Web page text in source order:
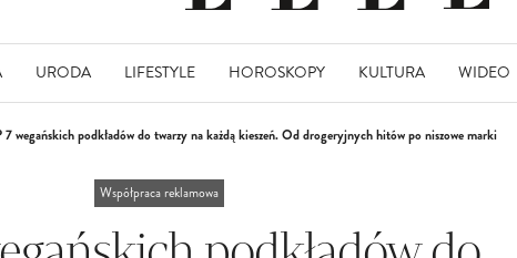
URODA LIFESTYLE HOROSKOPY KULTURA WIDEO
7 wegańskich podkładów do twarzy na każdą kieszeń. Od drogeryjnych hitów po niszowe marki
Współpraca reklamowa